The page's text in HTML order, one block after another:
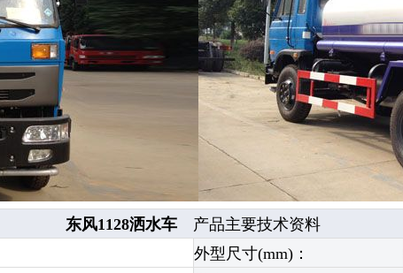
东风1128洒水车 产品主要技术资料
外型尺寸(mm)：